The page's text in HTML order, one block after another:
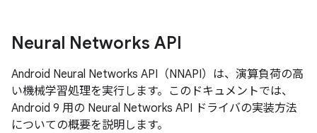
Neural Networks API
Android Neural Networks API（NNAPI）は、演算負荷の高
い機械学習処理を実行します。このドキュメントでは、
Android 9 用の Neural Networks API ドライバの実装方法
についての概要を説明します。